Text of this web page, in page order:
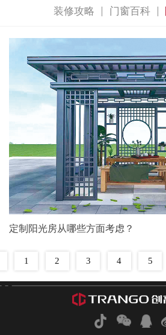
装修攻略 门窗百科
定制阳光房从哪些方面考虑？
1 2 3 4 5